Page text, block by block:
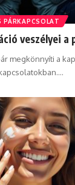
PÁRKAPCSOLAT
veszélyei a
megkönnyíti a
…